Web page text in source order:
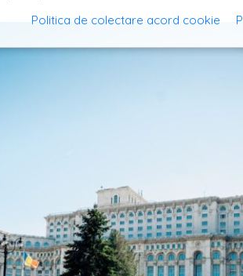
Politica de colectare acord cookie